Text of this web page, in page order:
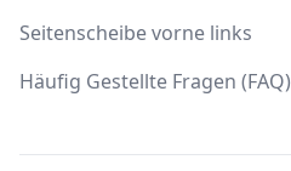
Seitenscheibe vorne links
Häufig Gestellte Fragen (FAQ)